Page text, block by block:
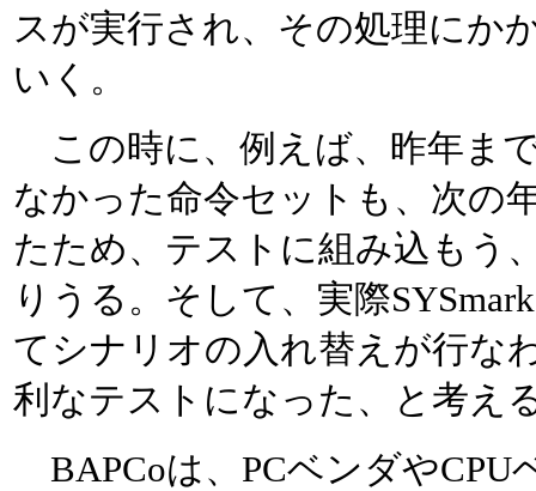
スが実行され、その処理にか
いく。
この時に、例えば、昨年ま
なかった命令セットも、次の
たため、テストに組み込もう
りうる。そして、実際
てシナリオの入れ替えが行な
利なテストになった、と考え
BAPCoは、PCベンダやCPU